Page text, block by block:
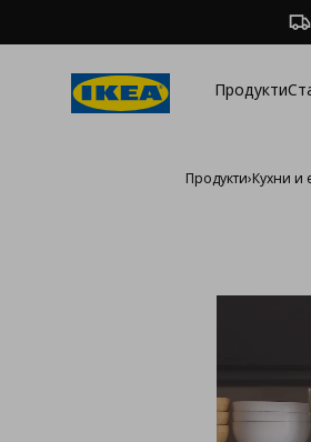
Продукти
Продукти›Кухни и